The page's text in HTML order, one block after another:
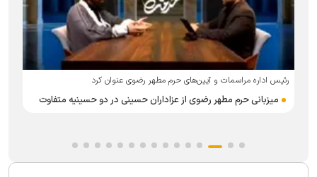
رئیس اداره مراسمات و آیین‌های حرم مطهر رضوی عنوان کرد
میزبانی حرم مطهر رضوی از عزاداران حسینی در دو حسینیه متفاوت